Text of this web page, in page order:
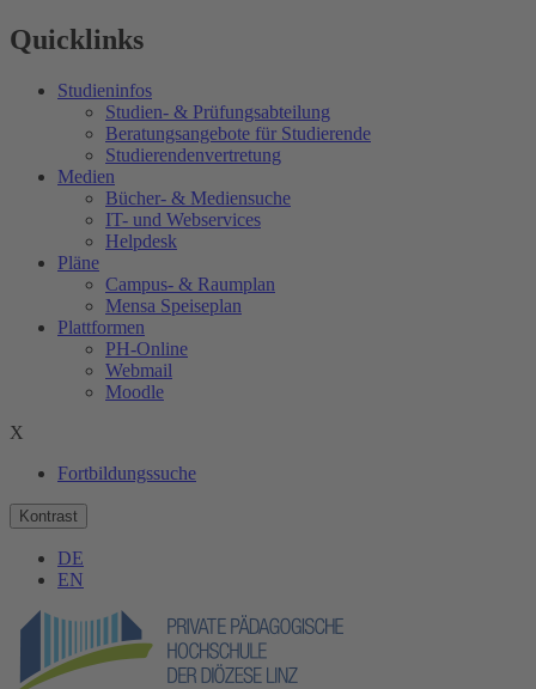
Quicklinks
Studieninfos
Studien- & Prüfungsabteilung
Beratungsangebote für Studierende
Studierendenvertretung
Medien
Bücher- & Mediensuche
IT- und Webservices
Helpdesk
Pläne
Campus- & Raumplan
Mensa Speiseplan
Plattformen
PH-Online
Webmail
Moodle
X
Fortbildungssuche
Kontrast
DE
EN